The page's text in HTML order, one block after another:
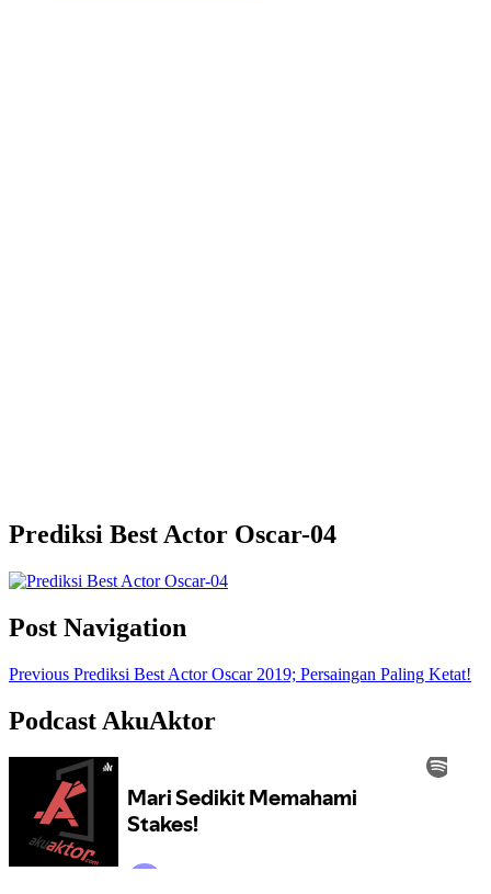
Prediksi Best Actor Oscar-04
Post Navigation
Previous Prediksi Best Actor Oscar 2019; Persaingan Paling Ketat!
Podcast AkuAktor